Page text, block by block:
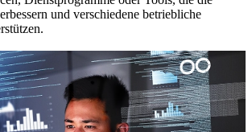
und verschiedene betriebliche